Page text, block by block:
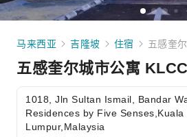
马来西亚 吉隆坡 住宿 五感奎
五感奎尔城市公寓 KLCC
1018, Jln Sultan Ismail, Bandar
Residences by Five Senses,Kuala
Lumpur,Malaysia